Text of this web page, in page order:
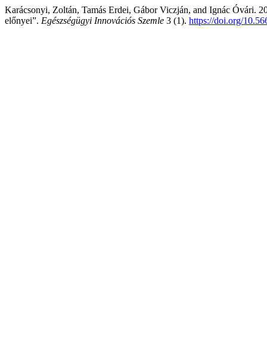
Karácsonyi, Zoltán, Tamás Erdei, Gábor Viczján, and Ignác Óvári.
előnyei”. Egészségügyi Innovációs Szemle 3 (1). https://doi.org/